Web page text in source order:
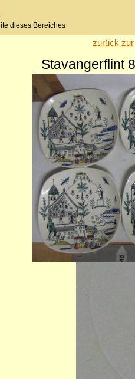
dieses Bereiches
zurück
Stavangerflint